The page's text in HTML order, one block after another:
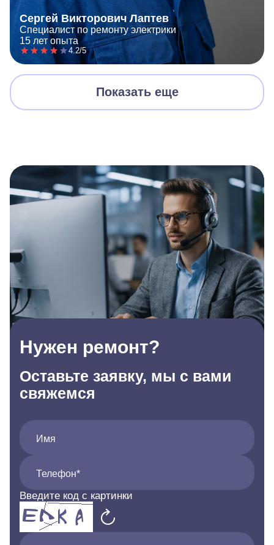
Сергей Викторович Лаптев
Специалист по ремонту электрики
15 лет опыта
4.2/5
Показать еще
Нужен ремонт?
Оставьте заявку, мы с вами
свяжемся
Имя
Телефон*
Введите код с картинки